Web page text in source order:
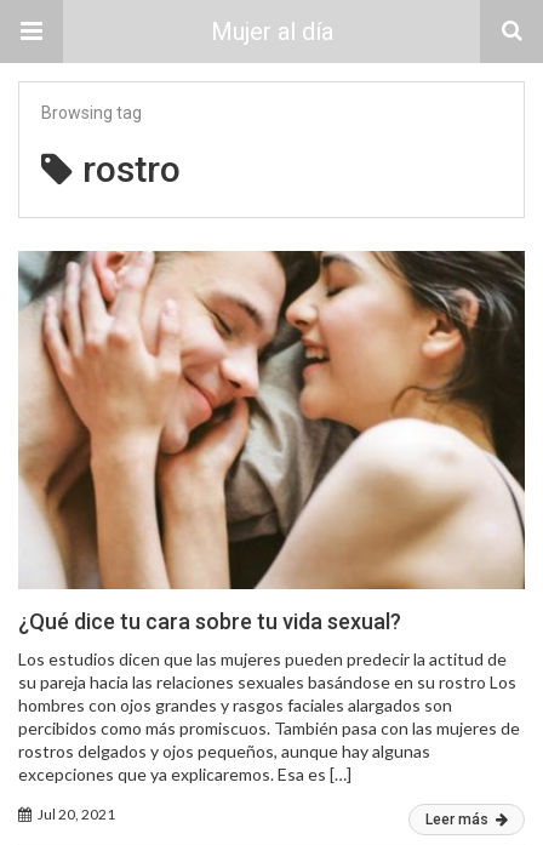
Mujer al día
Browsing tag
rostro
¿Qué dice tu cara sobre tu vida sexual?
Los estudios dicen que las mujeres pueden predecir la actitud de
su pareja hacia las relaciones sexuales basándose en su rostro Los
hombres con ojos grandes y rasgos faciales alargados son
percibidos como más promiscuos. También pasa con las mujeres de
rostros delgados y ojos pequeños, aunque hay algunas
excepciones que ya explicaremos. Esa es […]
Jul 20, 2021 Leer más